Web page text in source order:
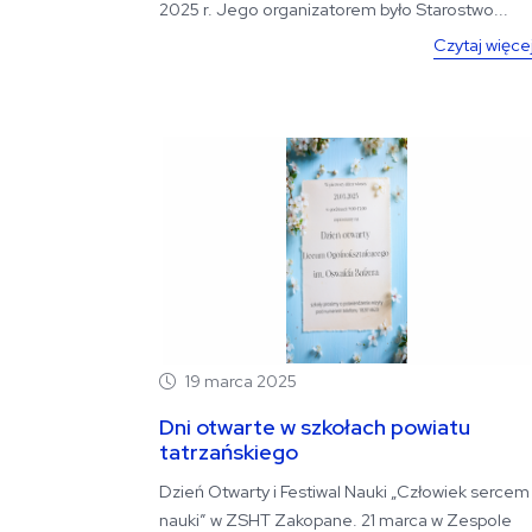
2025 r. Jego organizatorem było Starostwo...
Czytaj
19 marca 2025
Dni otwarte w szkołach powiatu
tatrzańskiego
Dzień Otwarty i Festiwal Nauki „Człowiek sercem
nauki” w ZSHT Zakopane. 21 marca w Zespole